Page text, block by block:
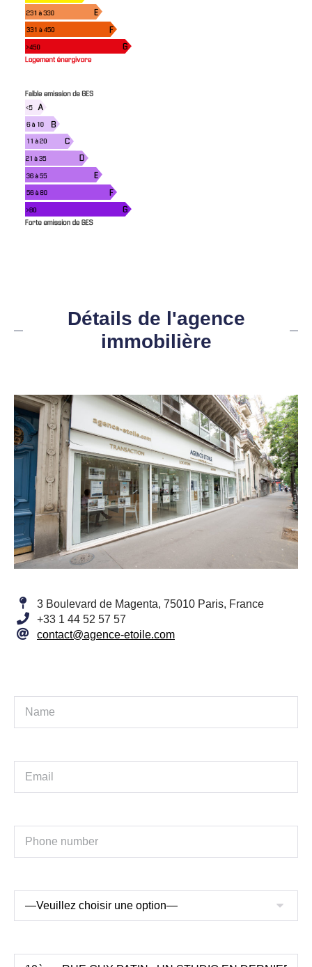
Détails de l'agence
immobilière
3 Boulevard de Magenta, 75010 Paris, France
+33 1 44 52 57 57
contact@agence-etoile.com